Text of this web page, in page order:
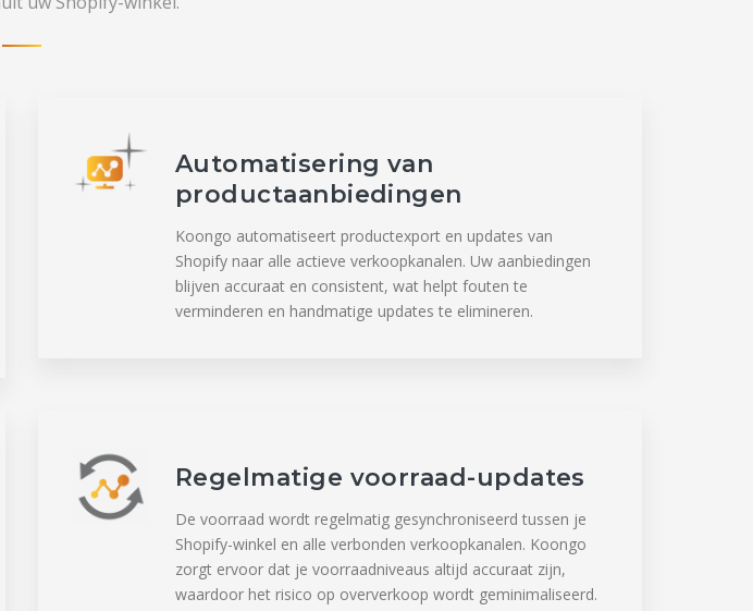
Automatisering van
productaanbiedingen
Koongo automatiseert productexport en updates van
Shopify naar alle actieve verkoopkanalen. Uw aanbiedingen
blijven accuraat en consistent, wat helpt fouten te
verminderen en handmatige updates te elimineren.
Regelmatige voorraad-updates
De voorraad wordt regelmatig gesynchroniseerd tussen je
Shopify-winkel en alle verbonden verkoopkanalen. Koongo
zorgt ervoor dat je voorraadniveaus altijd accuraat zijn,
waardoor het risico op oververkoop wordt geminimaliseerd.